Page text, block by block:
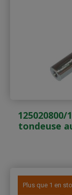
tondeuse
Plus que 1 en